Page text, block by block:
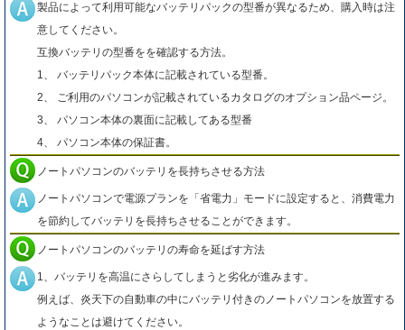
製品によって利用可能なバッテリパックの型番が異なるため、購入時は注
意してください。
互換バッテリの型番をを確認する方法。
1、 バッテリパック本体に記載されている型番。
2、 ご利用のパソコンが記載されているカタログのオプション品ページ。
3、 パソコン本体の裏面に記載してある型番
4、 パソコン本体の保証書。
ノートパソコンのバッテリを長持ちさせる方法
ノートパソコンで電源プランを「省電力」モードに設定すると、消費電力
を節約してバッテリを長持ちさせることができます。
ノートパソコンのバッテリの寿命を延ばす方法
1、バッテリを高温にさらしてしまうと劣化が進みます。
例えば、炎天下の自動車の中にバッテリ付きのノートパソコンを放置する
ようなことは避けてください。